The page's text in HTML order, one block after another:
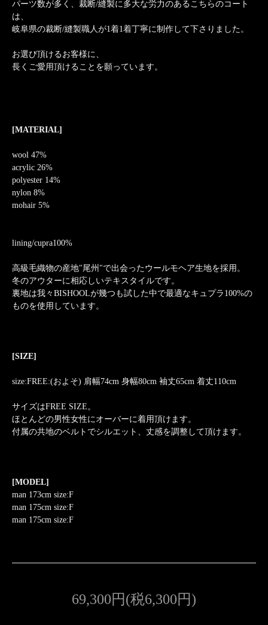
パーツ数が多く、裁断/縫製に多大な労力のあるこちらのコート
は、
岐阜県の裁断/縫製職人が1着1着丁寧に制作して下さりました。
お選び頂けるお客様に、
長くご愛用頂けることを願っています。
[MATERIAL]
wool 47%
acrylic 26%
polyester 14%
nylon 8%
mohair 5%
lining/cupra100%
高級毛織物の産地"尾州"で出会ったウールモヘア生地を採用。
冬のアウターに相応しいテキスタイルです。
裏地は我々BISHOOLが幾つも試した中で最適なキュプラ100%の
ものを使用しています。
[SIZE]
size:FREE:(およそ) 肩幅74cm 身幅80cm 袖丈65cm 着丈110cm
サイズはFREE SIZE。
ほとんどの男性女性にオーバーに着用頂けます。
付属の共地のベルトでシルエット、丈感を調整して頂けます。
[MODEL]
man 173cm size:F
man 175cm size:F
man 175cm size:F
69,300円(税6,300円)